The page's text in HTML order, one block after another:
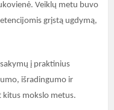
Veiklų metu buvo
grįstą ugdymą,
į praktinius
išradingumo ir
kitus mokslo metus.